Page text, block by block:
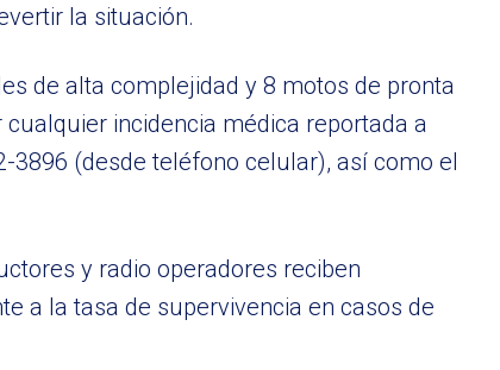
la situación.
de alta complejidad y 8 motos de pronta
incidencia médica reportada a
(desde teléfono celular), así como el
y radio operadores reciben
a la tasa de supervivencia en casos de